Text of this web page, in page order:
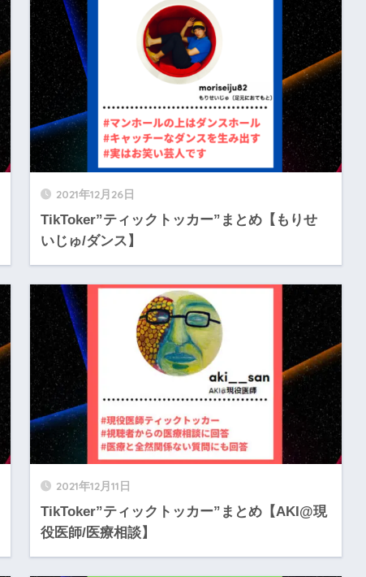
2021年12月26日
TikToker”ティックトッカー”まとめ【もりせ
いじゅ/ダンス】
2021年12月11日
TikToker”ティックトッカー”まとめ【AKI@現
役医師/医療相談】